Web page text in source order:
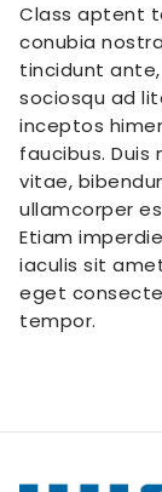
Class aptent
conubia
tincidunt
sociosqu ad
inceptos
faucibus.
vitae,
ullamcorper
Etiam
iaculis sit
eget
tempor.